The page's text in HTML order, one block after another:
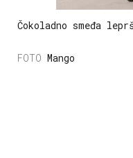
Čokoladno smeđa
Mango